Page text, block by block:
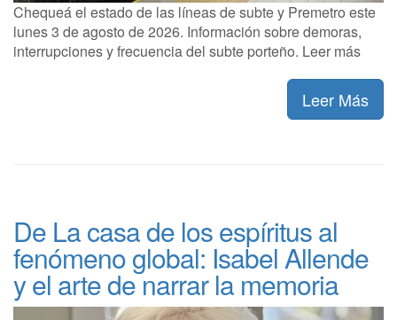
Chequeá el estado de las líneas de subte y Premetro este
lunes 3 de agosto de 2026. Información sobre demoras,
interrupciones y frecuencia del subte porteño. Leer más
Leer Más
De La casa de los espíritus al
fenómeno global: Isabel Allende
y el arte de narrar la memoria